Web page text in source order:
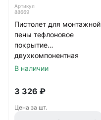
Артикул
88669
Пистолет для монтажной
пены тефлоновое
покрытие
двухкомпонентная
рукоятка Matrix
В наличии
3 326 ₽
Цена за шт.